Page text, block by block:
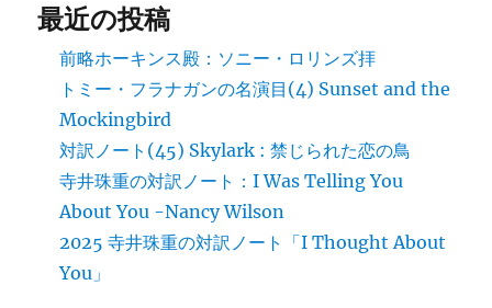
最近の投稿
前略ホーキンス殿：ソニー・ロリンズ拝
トミー・フラナガンの名演目(4) Sunset and the
Mockingbird
対訳ノート(45) Skylark : 禁じられた恋の鳥
寺井珠重の対訳ノート：I Was Telling You
About You -Nancy Wilson
2025 寺井珠重の対訳ノート「I Thought About
You」